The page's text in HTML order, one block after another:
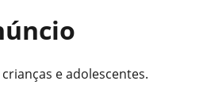
e adolescentes.